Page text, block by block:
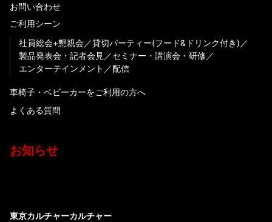
お問い合わせ
ご利用シーン
社員総会+懇親会
貸切パーティー(フード&ドリンク付き)
製品発表会・記者会見
セミナー・講演会・研修
エンターテインメント
配信
車椅子・ベビーカーをご利用の方へ
よくある質問
お知らせ
東京カルチャーカルチャー